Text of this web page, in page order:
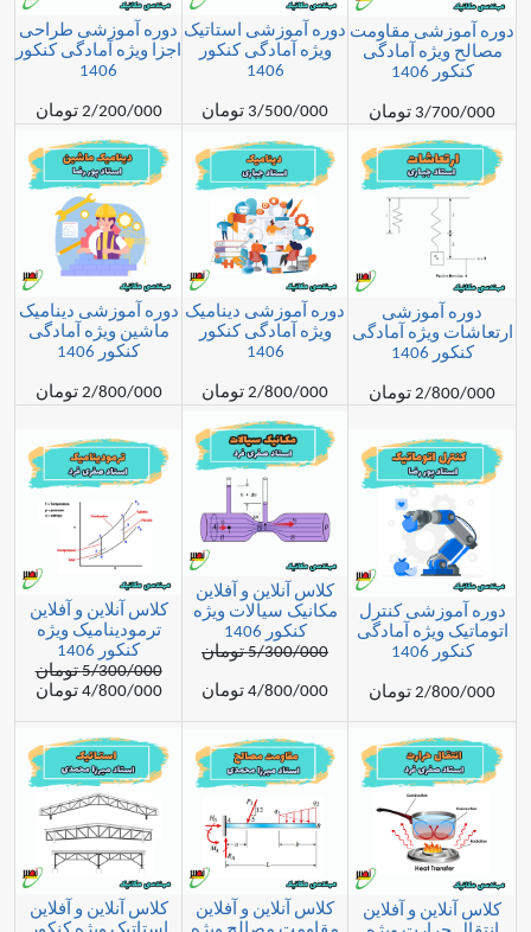
مقاومت
آمادگی
دوره آموزشی استاتیک
ویژه آمادگی کنکور
3/500/000 تومان
دوره آموزشی طراحی
اجزا ویژه آمادگی کنکور
2/200/000 تومان
آمادگی
دوره آموزشی دینامیک
ویژه آمادگی کنکور
2/800/000 تومان
دوره آموزشی دینامیک
ماشین ویژه آمادگی
2/800/000 تومان
کنترل
آمادگی
کلاس آنلاین و آفلاین
مکانیک سیالات ویژه
کنکور 1406
5/300/000 تومان
4/800/000 تومان
کلاس آنلاین و آفلاین
ترمودینامیک ویژه
کنکور 1406
4/800/000 تومان
و آفلاین
کلاس آنلاین و آفلاین
کلاس آنلاین و آفلاین